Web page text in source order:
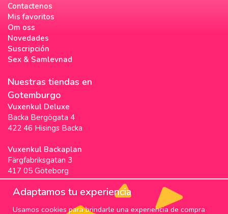
Contactenos
Mis favoritos
Om oss
Novedades
Suscripción
Sex & Samlevnad
Nuestras tiendas en
Gotemburgo
Vuxenkul Deluxe
Backa Bergögata 4
422 46 Hisings Backa
Vuxenkul Backaplan
Färgfabriksgatan 3
417 05 Göteborg
Vuxenkul Stigscenter
Backa Bergögata 2
422 46 Hisings Backa
Adaptamos tu experiencia
Usamos cookies para brindarle una experiencia de compra